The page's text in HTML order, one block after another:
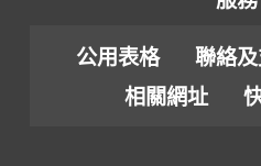
公用表格 聯絡
相關網址